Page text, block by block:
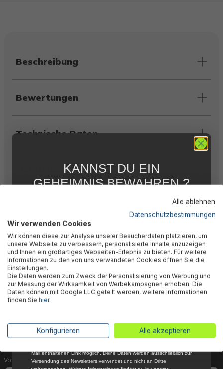
Beschreibung
Bewertungen
Technische Daten
Herstellerinformation
🎉 Jetzt den Newsletter
abonnieren & 5% Rabatt
sichern!
Dein Vorteil wartet schon auf Dich: Mit der Anmeldung
Gutschein auf nicht reduzierte Ware für Deinen
nächsten Einkauf.
Vorname Nachname
Alle ablehnen
Datenschutzbestimmungen
Wir verwenden Cookies
Wir können diese zur Analyse unserer Besucherdaten platzieren, um
unsere Webseite zu verbessern, personalisierte Inhalte anzuzeigen
und Ihnen ein großartiges Webseiten-Erlebnis zu bieten. Für weitere
Informationen zu den von uns verwendeten Cookies öffnen Sie die
Einstellungen.
Die Daten werden zum Zweck der Personalisierung von Werbung und
zur Messung der Wirksamkeit von Werbekampagnen erhoben. Die
Daten können mit Google LLC geteilt werden, weitere Informationen
finden Sie hier.
Konfigurieren Alle akzeptieren
KANNST DU EIN
GEHEIMNIS BEWAHREN ?
FÜR DICH
Abonniere jetzt unseren kostenlosen
Newsletter, verpasse keine Neuigkeiten und
Aktionen mehr und sichere Dir 5 %
Willkommensrabatt auf nicht reduzierte Ware
bei Deiner ersten Bestellung !*
Email
*Mit der Anmeldung zum Newsletter stimmst du zu, regelmäßig per E-
Mail über aktuelle Angebote, Aktionen und Produktneuheiten
Mail enthaltenen Link möglich. Deine Daten werden ausschließlich zur
Versendung des Newsletters verwendet und nicht an Dritte